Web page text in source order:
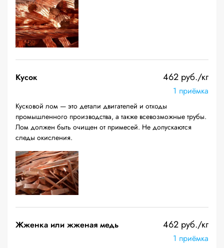
Кусок 462 руб./кг
1 приёмка
Кусковой лом — это детали двигателей и отходы
промышленного производства, а также всевозможные трубы.
Лом должен быть очищен от примесей. Не допускаются
следы окисления.
Жженка или жженая медь 462 руб./кг
1 приёмка